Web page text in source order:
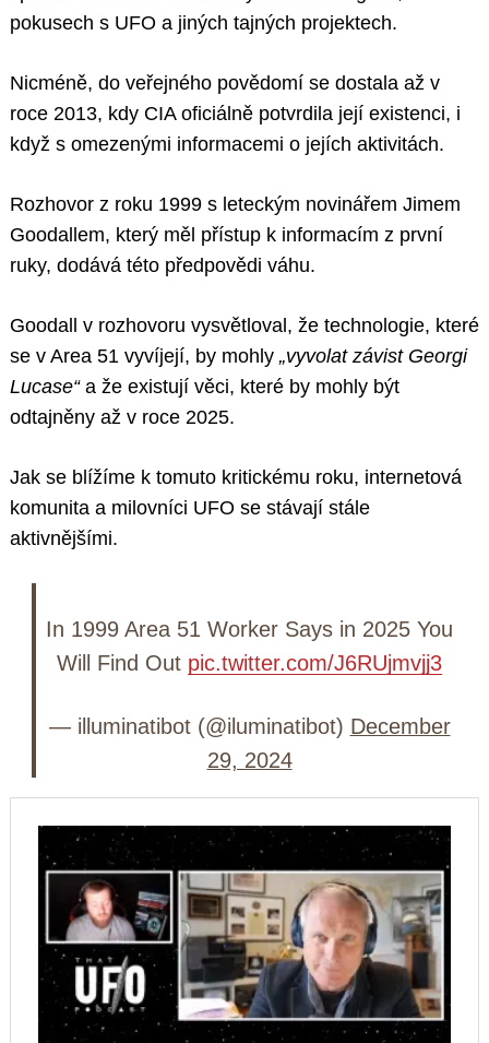
pokusech s UFO a jiných tajných projektech.
Nicméně, do veřejného povědomí se dostala až v
roce 2013, kdy CIA oficiálně potvrdila její existenci, i
když s omezenými informacemi o jejích aktivitách.
Rozhovor z roku 1999 s leteckým novinářem Jimem
Goodallem, který měl přístup k informacím z první
ruky, dodává této předpovědi váhu.
Goodall v rozhovoru vysvětloval, že technologie, které
se v Area 51 vyvíjejí, by mohly „vyvolat závist Georgi
Lucase“a že existují věci, které by mohly být
odtajněny až v roce 2025.
Jak se blížíme k tomuto kritickému roku, internetová
komunita a milovníci UFO se stávají stále
aktivnějšími.
In 1999 Area 51 Worker Says in 2025 You
Will Find Out pic.twitter.com/J6RUjmvjj3
— illuminatibot (@iluminatibot) December
29, 2024